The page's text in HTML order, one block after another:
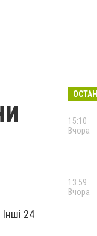
24
15:10
Вчора
13:59
Вчора